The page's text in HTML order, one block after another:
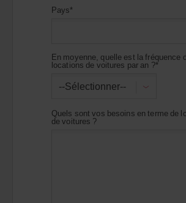
Pays*
En moyenne, quelle est la fréquence
locations de voitures par an ?*
--Sélectionner--
Quels sont vos besoins en terme de
de voitures ?